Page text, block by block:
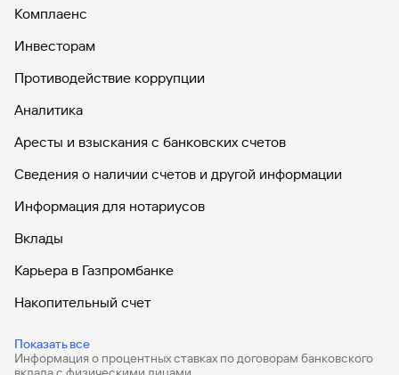
Комплаенс
Инвесторам
Противодействие коррупции
Аналитика
Аресты и взыскания с банковских счетов
Сведения о наличии счетов и другой информации
Информация для нотариусов
Вклады
Карьера в Газпромбанке
Накопительный счет
Показать все
Дебетовые карты с бесплатным обслуживанием
Информация о процентных ставках по договорам банковского